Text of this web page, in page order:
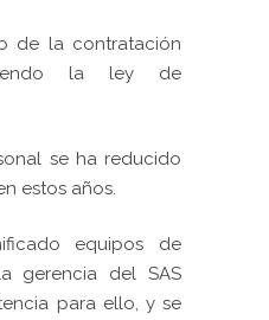
de la contratación
la ley de
se ha reducido
estos años.
equipos de
gerencia del SAS
para ello, y se